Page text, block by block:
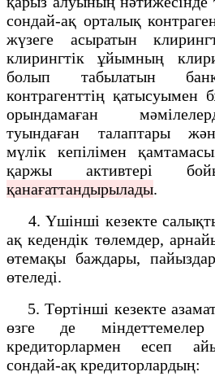
сондай-ақ орталық
жүзеге асыратын
клирингтік ұйымның
болып табылатын
контрагенттің қатысуымен
орындамаған
туындаған талаптары
мүлік кепілімен
қаржы активтері
қанағаттандырылады.
4. Үшінші кезекте
ақ кедендік төлемдер,
өтемақы баждары,
өтеледі.
5. Төртінші кезекте
өзге де
кредиторлармен есеп
сондай-ақ кредиторлардың: